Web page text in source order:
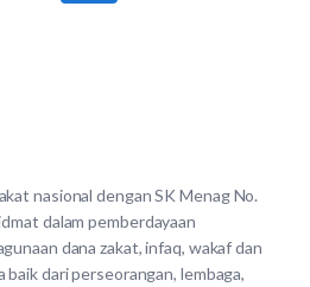
nasional dengan SK Menag No.
dalam pemberdayaan
dana zakat, infaq, wakaf dan
baik dari perseorangan, lembaga,